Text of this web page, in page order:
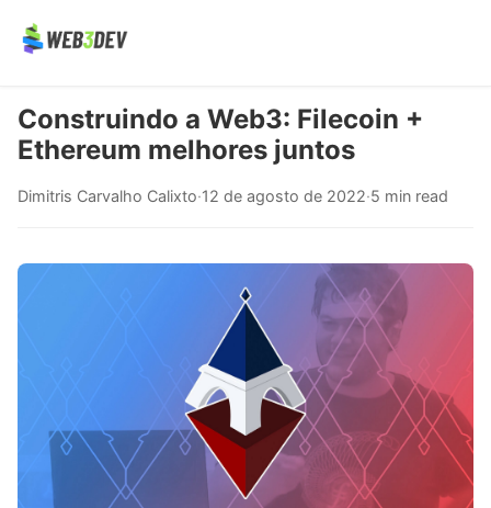
Construindo a Web3: Filecoin +
Ethereum melhores juntos
Dimitris Carvalho Calixto·12 de agosto de 2022·5 min read